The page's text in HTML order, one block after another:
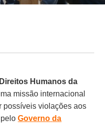
Humanos da
missão internacional
possíveis violações aos
peloGoverno da